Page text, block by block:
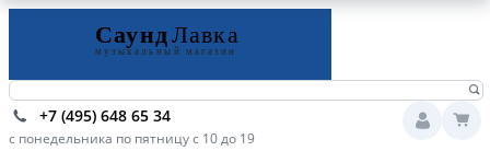
+7 (495) 648 65 34
с понедельника по пятницу с 10 до 19